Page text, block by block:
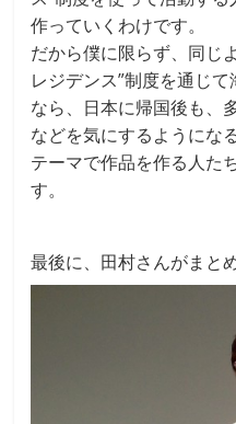
作っていくわけです。
だから僕に限らず、同じ
レジデンス”制度を通じ
なら、日本に帰国後も、
などを気にするようにな
テーマで作品を作る人た
す。
最後に、田村さんがまと